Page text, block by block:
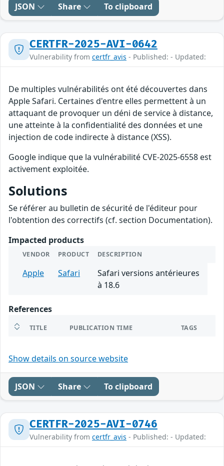
JSON Share To clipboard
CERTFR-2025-AVI-0642
Vulnerability from certfr_avis - Published: - Updated:
De multiples vulnérabilités ont été découvertes dans
Apple Safari. Certaines d'entre elles permettent à un
attaquant de provoquer un déni de service à distance,
une atteinte à la confidentialité des données et une
injection de code indirecte à distance (XSS).
Google indique que la vulnérabilité CVE-2025-6558 est
activement exploitée.
Solutions
Se référer au bulletin de sécurité de l'éditeur pour
l'obtention des correctifs (cf. section Documentation).
Impacted products
VENDOR PRODUCT DESCRIPTION
Apple Safari
Safari versions antérieures
à 18.6
References
TITLE PUBLICATION TIME TAGS
Show details on source website
JSON Share To clipboard
CERTFR-2025-AVI-0746
Vulnerability from certfr_avis - Published: - Updated: